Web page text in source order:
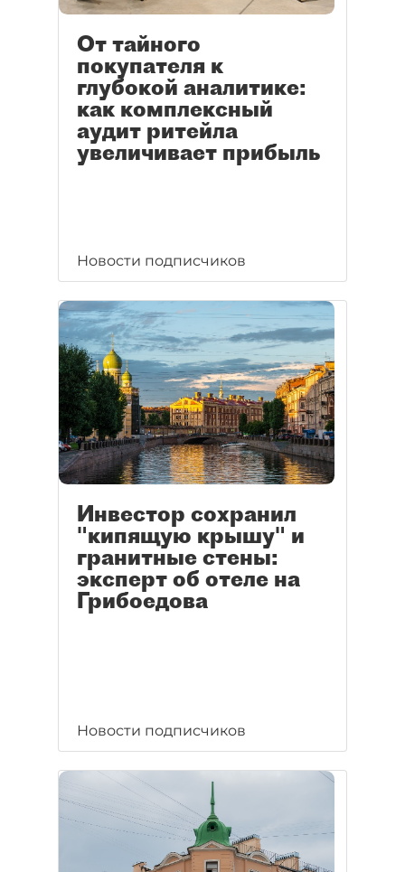
От тайного
покупателя к
глубокой аналитике:
как комплексный
аудит ритейла
увеличивает прибыль
Новости подписчиков
Инвестор сохранил
"кипящую крышу" и
гранитные стены:
эксперт об отеле на
Грибоедова
Новости подписчиков